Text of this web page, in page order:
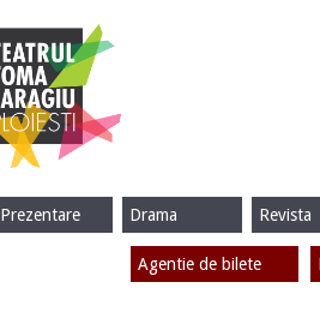
Revista
Drama
Prezentare
Agentie de bilete